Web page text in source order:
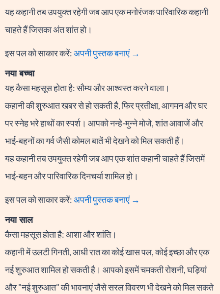
यह कहानी तब उपयुक्त रहेगी जब आप एक मनोरंजक पारिवारिक कहानी
चाहते हैं जिसका अंत शांत हो।
इस पल को साकार करें:अपनी पुस्तक बनाएं →
नया बच्चा
यह कैसा महसूस होता है: सौम्य और आश्वस्त करने वाला।
कहानी की शुरुआत खबर से हो सकती है, फिर प्रतीक्षा, आगमन और घर
पर स्नेह भरे हाथों का स्पर्श। आपको नन्हे-मुन्ने मोजे, शांत आवाजें और
भाई-बहनों का गर्व जैसी कोमल बातें भी देखने को मिल सकती हैं।
यह कहानी तब उपयुक्त रहेगी जब आप एक शांत कहानी चाहते हैं जिसमें
भाई-बहन और पारिवारिक दिनचर्या शामिल हो।
इस पल को साकार करें:अपनी पुस्तक बनाएं →
नया साल
कैसा महसूस होता है: आशा और शांति।
कहानी में उलटी गिनती, आधी रात का कोई खास पल, कोई इच्छा और एक
नई शुरुआत शामिल हो सकती है। आपको इसमें चमकती रोशनी, घड़ियां
और "नई शुरुआत" की भावनाएं जैसे सरल विवरण भी देखने को मिल सकते